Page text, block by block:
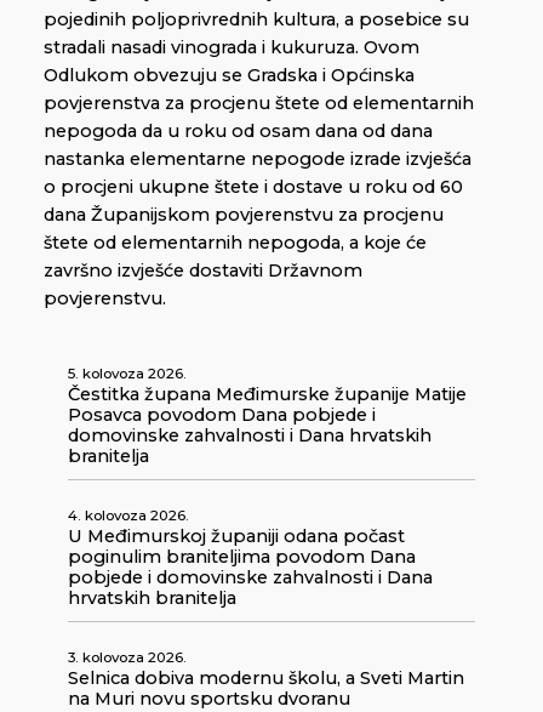
pojedinih poljoprivrednih kultura, a posebice su
stradali nasadi vinograda i kukuruza. Ovom
Odlukom obvezuju se Gradska i Općinska
povjerenstva za procjenu štete od elementarnih
nepogoda da u roku od osam dana od dana
nastanka elementarne nepogode izrade izvješća
o procjeni ukupne štete i dostave u roku od 60
dana Županijskom povjerenstvu za procjenu
štete od elementarnih nepogoda, a koje će
završno izvješće dostaviti Državnom
povjerenstvu.
5. kolovoza 2026.
Čestitka župana Međimurske županije Matije
Posavca povodom Dana pobjede i
domovinske zahvalnosti i Dana hrvatskih
branitelja
4. kolovoza 2026.
U Međimurskoj županiji odana počast
poginulim braniteljima povodom Dana
pobjede i domovinske zahvalnosti i Dana
hrvatskih branitelja
3. kolovoza 2026.
Selnica dobiva modernu školu, a Sveti Martin
na Muri novu sportsku dvoranu